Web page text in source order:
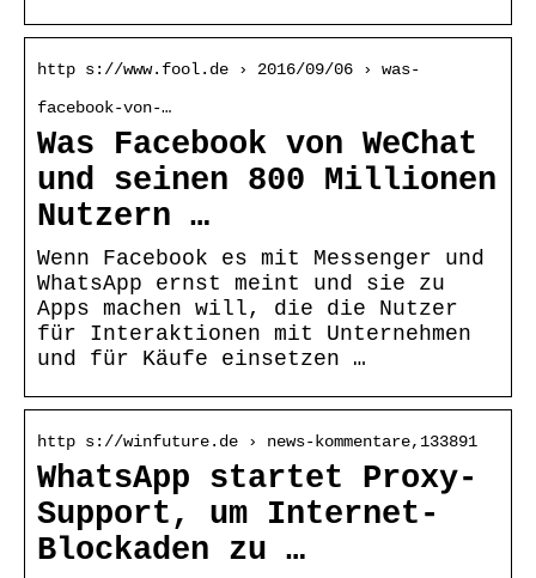
http s://www.fool.de › 2016/09/06 › was-
facebook-von-…
Was Facebook von WeChat
und seinen 800 Millionen
Nutzern …
Wenn Facebook es mit Messenger und
WhatsApp ernst meint und sie zu
Apps machen will, die die Nutzer
für Interaktionen mit Unternehmen
und für Käufe einsetzen …
http s://winfuture.de › news-kommentare,133891
WhatsApp startet Proxy-
Support, um Internet-
Blockaden zu …